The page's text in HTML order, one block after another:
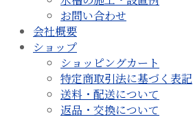
お問い合わせ
会社概要
ショップ
ショッピングカート
特定商取引法に基づく表記
送料・配送について
返品・交換について